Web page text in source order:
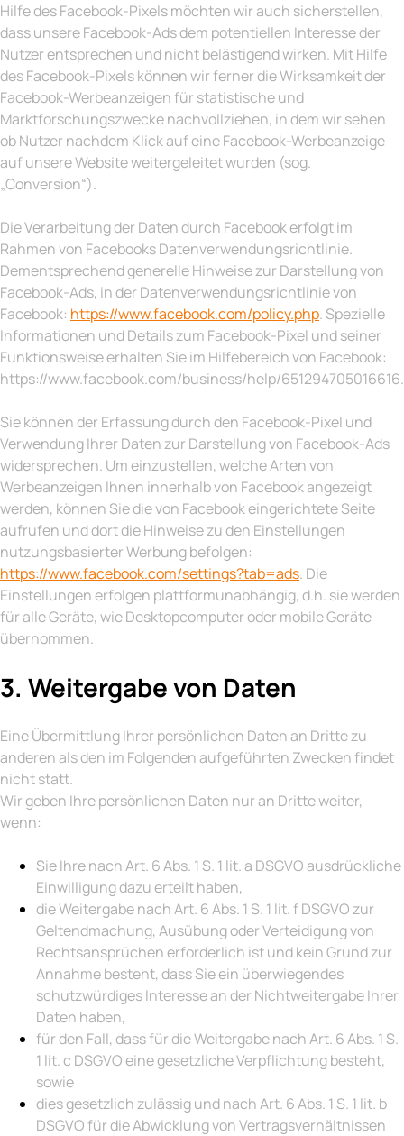
Hilfe des Facebook-Pixels möchten wir auch sicherstellen,
dass unsere Facebook-Ads dem potentiellen Interesse der
Nutzer entsprechen und nicht belästigend wirken. Mit Hilfe
des Facebook-Pixels können wir ferner die Wirksamkeit der
Facebook-Werbeanzeigen für statistische und
Marktforschungszwecke nachvollziehen, in dem wir sehen
ob Nutzer nachdem Klick auf eine Facebook-Werbeanzeige
auf unsere Website weitergeleitet wurden (sog.
„Conversion“).
Die Verarbeitung der Daten durch Facebook erfolgt im
Rahmen von Facebooks Datenverwendungsrichtlinie.
Dementsprechend generelle Hinweise zur Darstellung von
Facebook-Ads, in der Datenverwendungsrichtlinie von
Facebook: https://www.facebook.com/policy.php. Spezielle
Informationen und Details zum Facebook-Pixel und seiner
Funktionsweise erhalten Sie im Hilfebereich von Facebook:
https://www.facebook.com/business/help/651294705016616.
Sie können der Erfassung durch den Facebook-Pixel und
Verwendung Ihrer Daten zur Darstellung von Facebook-Ads
widersprechen. Um einzustellen, welche Arten von
Werbeanzeigen Ihnen innerhalb von Facebook angezeigt
werden, können Sie die von Facebook eingerichtete Seite
aufrufen und dort die Hinweise zu den Einstellungen
nutzungsbasierter Werbung befolgen:
https://www.facebook.com/settings?tab=ads. Die
Einstellungen erfolgen plattformunabhängig, d.h. sie werden
für alle Geräte, wie Desktopcomputer oder mobile Geräte
übernommen.
3. Weitergabe von Daten
Eine Übermittlung Ihrer persönlichen Daten an Dritte zu
anderen als den im Folgenden aufgeführten Zwecken findet
nicht statt.
Wir geben Ihre persönlichen Daten nur an Dritte weiter,
wenn:
Sie Ihre nach Art. 6 Abs. 1 S. 1 lit. a DSGVO ausdrückliche
Einwilligung dazu erteilt haben,
die Weitergabe nach Art. 6 Abs. 1 S. 1 lit. f DSGVO zur
Geltendmachung, Ausübung oder Verteidigung von
Rechtsansprüchen erforderlich ist und kein Grund zur
Annahme besteht, dass Sie ein überwiegendes
schutzwürdiges Interesse an der Nichtweitergabe Ihrer
Daten haben,
für den Fall, dass für die Weitergabe nach Art. 6 Abs. 1 S.
1 lit. c DSGVO eine gesetzliche Verpflichtung besteht,
sowie
dies gesetzlich zulässig und nach Art. 6 Abs. 1 S. 1 lit. b
DSGVO für die Abwicklung von Vertragsverhältnissen